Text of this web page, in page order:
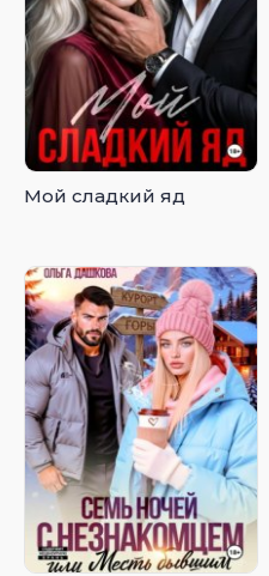
Мой сладкий яд